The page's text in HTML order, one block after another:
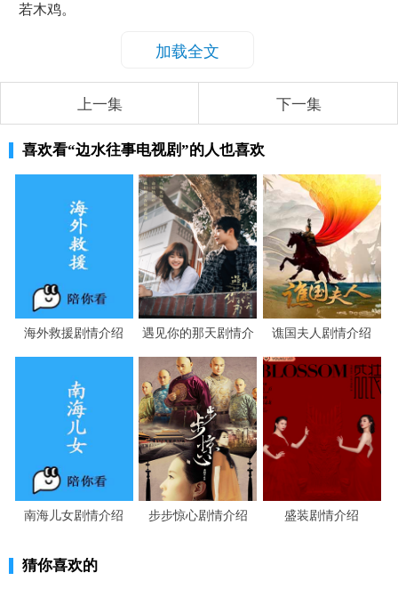
若木鸡。
加载全文
上一集 下一集
喜欢看“边水往事电视剧”的人也喜欢
海外救援剧情介绍
遇见你的那天剧情介
绍
谯国夫人剧情介绍
南海儿女剧情介绍 步步惊心剧情介绍 盛装剧情介绍
猜你喜欢的